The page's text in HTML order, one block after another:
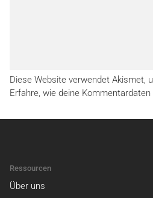
Diese Website verwendet Akismet,
Erfahre, wie deine
Ressourcen
Über uns